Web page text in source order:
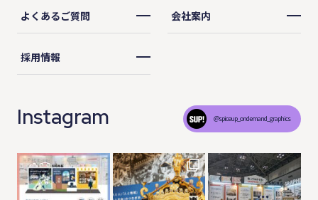
よくあるご質問 会社案内
採用情報
Instagram @spiceup_ondemand_graphics